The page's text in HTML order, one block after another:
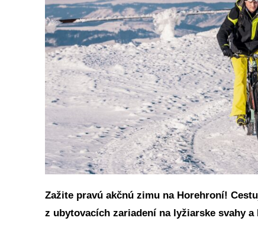
Zažite pravú akčnú zimu na Horehroní!
z ubytovacích zariadení na lyžiarske svahy